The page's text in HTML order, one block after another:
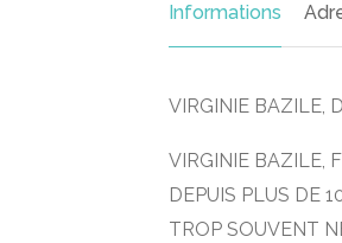
Informations
VIRGINIE BAZILE,
VIRGINIE BAZILE,
DEPUIS PLUS DE
TROP SOUVENT